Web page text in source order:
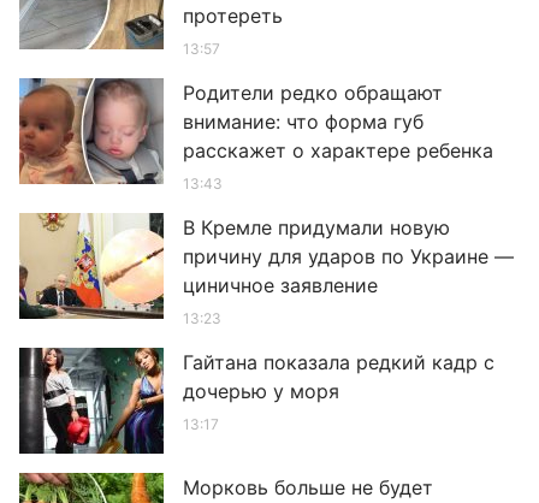
протереть
13:57
Родители редко обращают
внимание: что форма губ
расскажет о характере ребенка
13:43
В Кремле придумали новую
причину для ударов по Украине —
циничное заявление
13:23
Гайтана показала редкий кадр с
дочерью у моря
13:17
Морковь больше не будет